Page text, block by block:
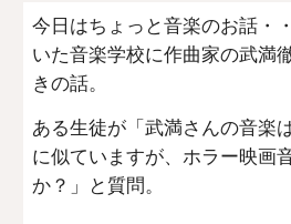
今日はちょっと音楽のお話・
いた音楽学校に作曲家の武満
きの話。
ある生徒が「武満さんの音楽
に似ていますが、ホラー映画
か？」と質問。